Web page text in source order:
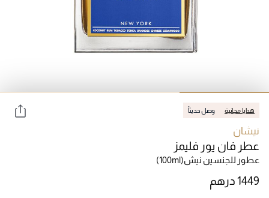
هدايا مجانية وصل حديثاً
نيشان
عطر فان يور فليمز
عطور للجنسين نيش(100ml)